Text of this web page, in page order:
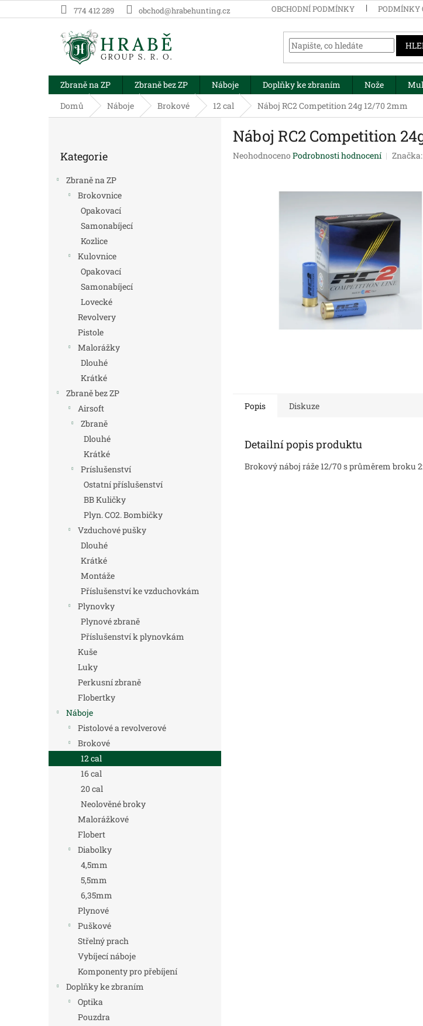
na
774 412 289 obchod@hrabehunting.cz OBCHODNÍ PODMÍNKY PODMÍNKY
Zbraně na ZP Zbraně bez ZP Náboje Doplňky ke zbraním Nože
Domů
Náboje Brokové 12 cal Náboj RC2 Competition 24g 12/70 2mm
kategorie
Kategorie
Zbraně na ZP
Brokovnice
Opakovací
Samonabíjecí
Kozlice
Kulovnice
Opakovací
Samonabíjecí
Lovecké
Revolvery
Pistole
Malorážky
Dlouhé
Krátké
Zbraně bez ZP
Airsoft
Zbraně
Dlouhé
Krátké
Príslušenství
Ostatní příslušenství
BB Kuličky
Plyn. CO2. Bombičky
Vzduchové pušky
Dlouhé
Krátké
Montáže
Příslušenství ke vzduchovkám
Plynovky
Plynové zbraně
Příslušenství k plynovkám
Kuše
Luky
Perkusní zbraně
Flobertky
Náboje
Pistolové a revolverové
Brokové
12 cal
16 cal
20 cal
Neolověné broky
Malorážkové
Flobert
Diabolky
4,5mm
5,5mm
6,35mm
Plynové
Puškové
Střelný prach
Vybíjecí náboje
Komponenty pro přebíjení
Doplňky ke zbraním
Optika
Pouzdra
Náboj RC2 Competition
Průměrné
Neohodnoceno Podrobnosti hodnocení Značka:
Popis Diskuze
Detailní popis produktu
Brokový náboj ráže 12/70 s průměrem broku